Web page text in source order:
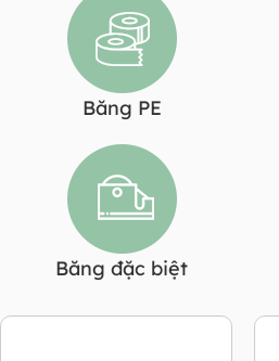
Băng PE
Băng đặc biệt